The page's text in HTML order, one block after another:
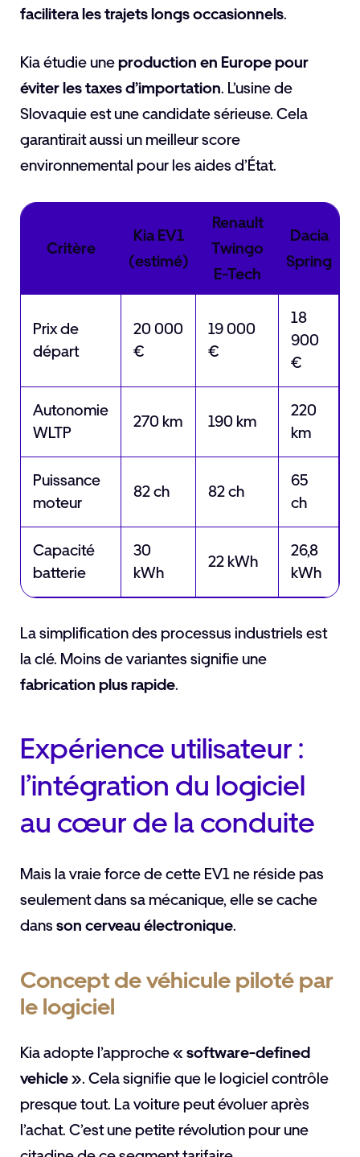
facilitera les trajets longs occasionnels.
Kia étudie uneproduction en Europe pour
éviter les taxes d’importation. L’usine de
Slovaquie est une candidate sérieuse. Cela
garantirait aussi un meilleur score
environnemental pour les aides d’État.
Critère
Kia EV1
(estimé)
Renault
Twingo
E-Tech
Dacia
Spring
Prix de
départ
20 000
€
19 000
€
18
900
€
Autonomie
WLTP
270 km 190 km
220
km
Puissance
moteur
82 ch 82 ch
65
ch
Capacité
batterie
30
kWh
22 kWh
26,8
kWh
La simplification des processus industriels est
la clé. Moins de variantes signifie une
fabrication plus rapide.
Expérience utilisateur :
l’intégration du logiciel
au cœur de la conduite
Mais la vraie force de cette EV1 ne réside pas
seulement dans sa mécanique, elle se cache
dans son cerveau électronique.
Concept de véhicule piloté par
le logiciel
Kia adopte l’approche« software-defined
vehicle ». Cela signifie que le logiciel contrôle
presque tout. La voiture peut évoluer après
l’achat. C’est une petite révolution pour une